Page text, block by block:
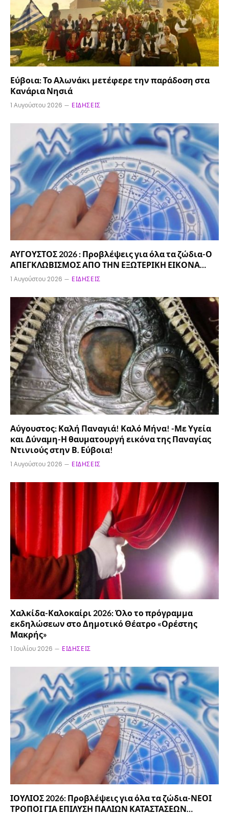
Εύβοια: Το Αλωνάκι μετέφερε την παράδοση στα
Κανάρια Νησιά
1 Αυγούστου 2026 ΕΙΔΉΣΕΙΣ
ΑΥΓΟΥΣΤΟΣ 2026 : Προβλέψεις για όλα τα ζώδια-Ο
ΑΠΕΓΚΛΩΒΙΣΜΟΣ ΑΠΟ ΤΗΝ ΕΞΩΤΕΡΙΚΗ ΕΙΚΟΝΑ…
1 Αυγούστου 2026 ΕΙΔΉΣΕΙΣ
Αύγουστος: Καλή Παναγιά! Καλό Μήνα! -Με Υγεία
και Δύναμη-Η θαυματουργή εικόνα της Παναγίας
Ντινιούς στην Β. Εύβοια!
1 Αυγούστου 2026 ΕΙΔΉΣΕΙΣ
Χαλκίδα-Καλοκαίρι 2026: Όλο το πρόγραμμα
εκδηλώσεων στο Δημοτικό Θέατρο «Ορέστης
Μακρής»
1 Ιουλίου 2026 ΕΙΔΉΣΕΙΣ
ΙΟΥΛΙΟΣ 2026: Προβλέψεις για όλα τα ζώδια-ΝΕΟΙ
ΤΡΟΠΟΙ ΓΙΑ ΕΠΙΛΥΣΗ ΠΑΛΙΩΝ ΚΑΤΑΣΤΑΣΕΩΝ…